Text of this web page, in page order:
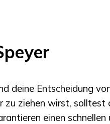
deine Entscheidung
zu ziehen wirst, solltest
einen schnellen